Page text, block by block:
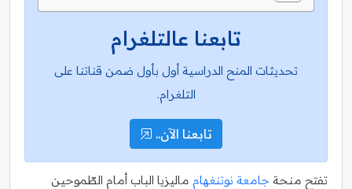
تابعنا عالتلغرام
تحديثات المنح الدراسية أول بأول ضمن قناتنا على
التلغرام.
تابعنا الآن..
تفتح منحة جامعة نوتنغهام ماليزيا الباب أمام الطّموحين